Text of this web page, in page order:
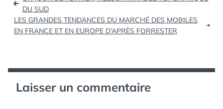
jeune, devrait…
de
l’article
DU SUD
LES GRANDES TENDANCES DU MARCHÉ DES MOBILES
EN FRANCE ET EN EUROPE D’APRÈS FORRESTER
Laisser un commentaire